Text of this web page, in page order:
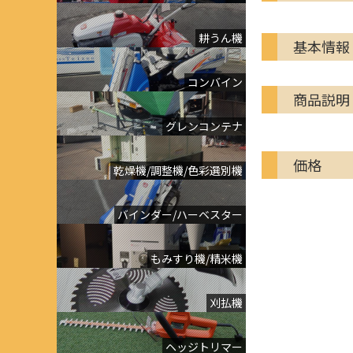
耕うん機
コンバイン
グレンコンテナ
乾燥機/調整機/色彩選別機
バインダー/ハーベスター
もみすり機/精米機
刈払機
ヘッジトリマー
基本情報
商品説明
価格